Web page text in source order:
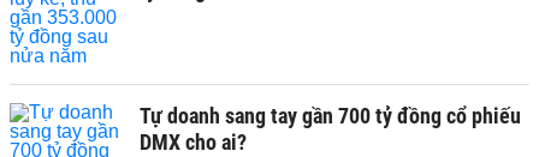
Tự doanh sang tay gần 700 tỷ đồng cổ phiếu
DMX cho ai?